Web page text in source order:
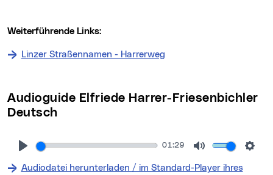
Weiterführende Links:
Linzer Straßennamen - Harrerweg
Audioguide Elfriede Harrer-Friesenbichler
Deutsch
01:29
Audiodatei herunterladen / im Standard-Player ihres